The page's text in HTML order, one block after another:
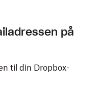
på
til din Dropbox-